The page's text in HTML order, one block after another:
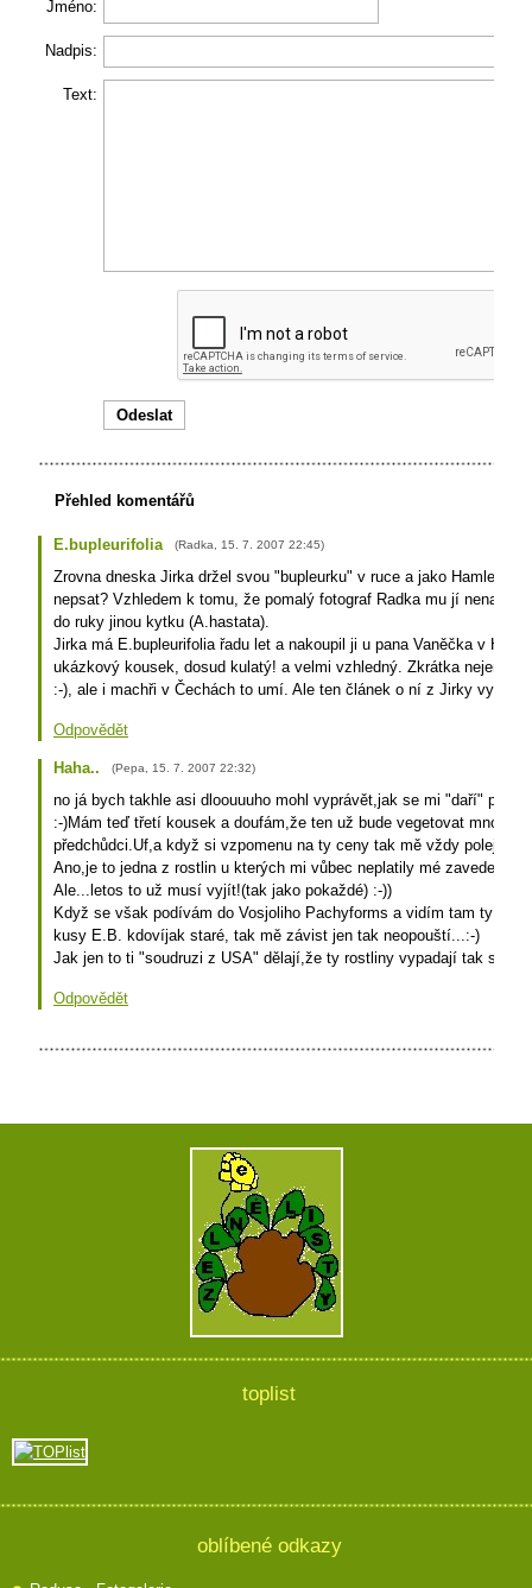
Jméno:
Nadpis:
Text:
Přehled komentářů
E.bupleurifolia (Radka 15. 7. 2007 22:45)
Zrovna dneska Jirka držel svou "bupleurku" v ruce a jako Hamlet
nepsat? Vzhledem k tomu, že pomalý fotograf Radka mu jí
do ruky jinou kytku (A.hastata).
Jirka má E.bupleurifolia řadu let a nakoupil ji u pana Vaněčka v
ukázkový kousek, dosud kulatý! a velmi vzhledný. Zkrátka nejen
:-), ale i machři v Čechách to umí. Ale ten článek o ní z Jirky
Odpovědět
Haha.. (Pepa 15. 7. 2007 22:32)
no já bych takhle asi dloouuuho mohl vyprávět,jak se mi "daří"
:-)Mám teď třetí kousek a doufám,že ten už bude vegetovat
předchůdci.Uf,a když si vzpomenu na ty ceny tak mě vždy poleje
Ano,je to jedna z rostlin u kterých mi vůbec neplatily mé zavedené
Ale...letos to už musí vyjít!(tak jako pokaždé) :-))
Když se však podívám do Vosjoliho Pachyforms a vidím tam ty
kusy E.B. kdovíjak staré, tak mě závist jen tak neopouští...:-)
Jak jen to ti "soudruzi z USA" dělají,že ty rostliny vypadají tak
Odpovědět
toplist
oblíbené odkazy